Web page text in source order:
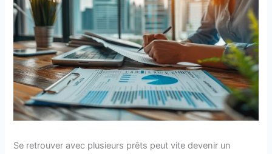
Se retrouver avec plusieurs prêts peut vite devenir un